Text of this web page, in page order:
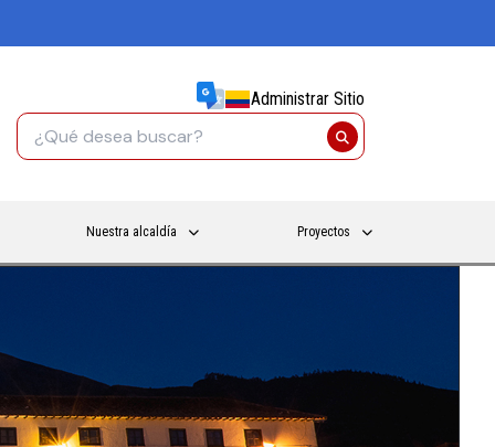
Administrar Sitio
Nuestra alcaldía Proyectos